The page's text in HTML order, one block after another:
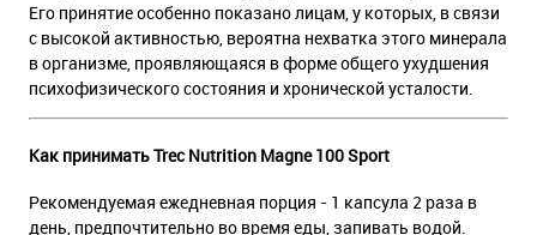
Его принятие особенно показано лицам, у которых, в связи
с высокой активностью, вероятна нехватка этого минерала
в организме, проявляющаяся в форме общего ухудшения
психофизического состояния и хронической усталости.
Как принимать Trec Nutrition Magne 100 Sport
Рекомендуемая ежедневная порция - 1 капсула 2 раза в
день, предпочтительно во время еды, запивать водой.